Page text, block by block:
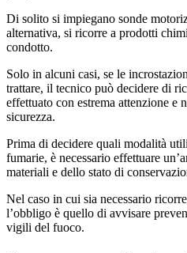
Di solito si impiegano sonde
alternativa, si ricorre a prodotti
condotto.
Solo in alcuni casi, se le
trattare, il tecnico può decidere di
effettuato con estrema attenzione e
sicurezza.
Prima di decidere quali modalità
fumarie, è necessario effettuare
materiali e dello stato di
Nel caso in cui sia necessario
l’obbligo è quello di avvisare
vigili del fuoco.